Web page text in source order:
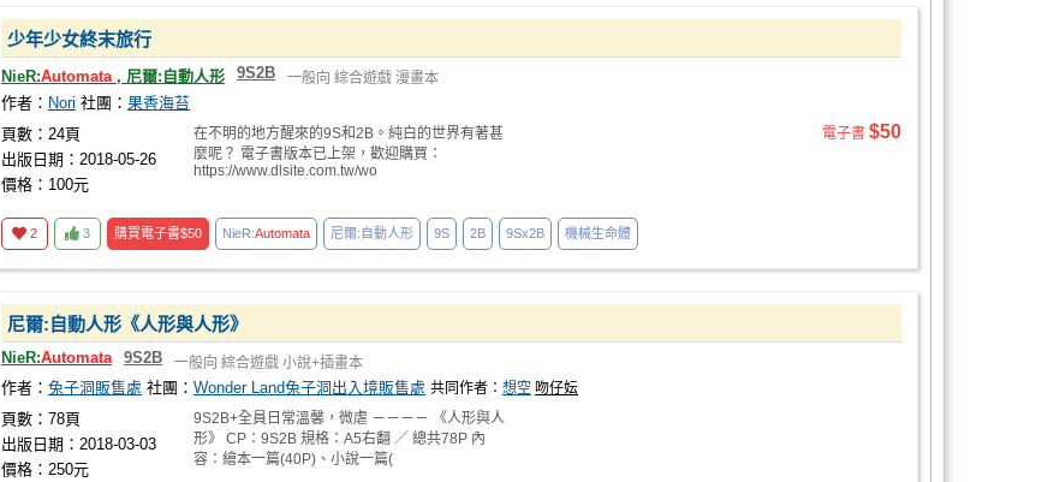
少年少女終末旅行
NieR:Automata, 尼爾:自動人形 9S2B 一般向 綜合遊戲 漫畫本
作者： Nori 社團： 果香海苔
頁數：24頁
出版日期：2018-05-26
價格：100元
在不明的地方醒來的9S和2B。純白的世界有著甚
麼呢？ 電子書版本已上架，歡迎購買：
https://www.dlsite.com.tw/wo
電子書 $50
2 3 購買電子書$50 NieR:Automata 尼爾:自動人形 9S 2B 9Sx2B 機械生命體
尼爾:自動人形《人形與人形》
NieR:Automata 9S2B 一般向 綜合遊戲 小說+插畫本
作者： 兔子洞販售處 社團： Wonder Land兔子洞出入境販售處 共同作者： 想空 吻仔妘
頁數：78頁
出版日期：2018-03-03
價格：250元
9S2B+全員日常溫馨，微虐 －－－－ 《人形與人
形》 CP：9S2B 規格：A5右翻 ／ 總共78P 內
容：繪本一篇(40P)、小說一篇(